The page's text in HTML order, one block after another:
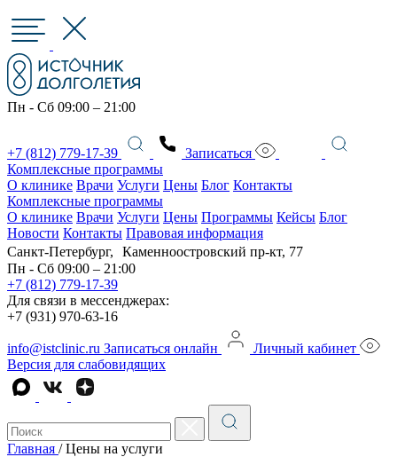
Пн - Сб 09:00 – 21:00
+7 (812) 779-17-39
Записаться
Комплексные программы
О клинике Врачи Услуги Цены Блог Контакты
Комплексные программы
О клинике Врачи Услуги Цены Программы Кейсы Блог
Новости Контакты Правовая информация
Санкт-Петербург, Каменноостровский пр-кт, 77
Пн - Сб 09:00 – 21:00
+7 (812) 779-17-39
Для связи в мессенджерах:
+7 (931) 970-63-16
info@istclinic.ru Записаться онлайн
Личный кабинет
Версия для слабовидящих
Главная / Цены на услуги